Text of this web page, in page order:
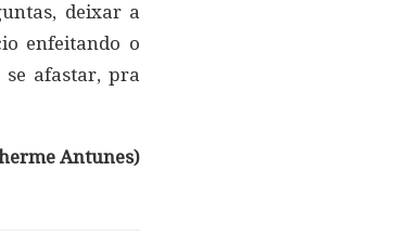
deixar a
enfeitando o
se afastar, pra
Antunes)